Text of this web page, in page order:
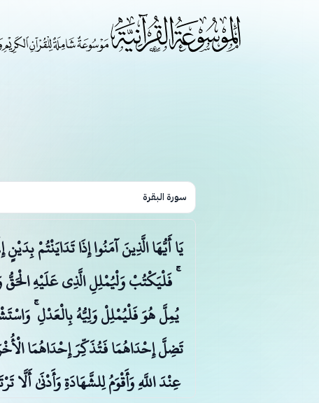
سورة البقرة
يَا أَيُّهَا الَّذِينَ آمَنُوا إِذَا
فَلْيَكْتُبْ وَلْيُمْلِلِ الَّذِي عَلَيْهِ
يُمِلَّ هُوَ فَلْيُمْلِلْ وَلِيُّهُ بِالْعَدْلِ
تَضِلَّ إِحْدَاهُمَا فَتُذَكِّرَ إِحْدَاهُمَا
عِنْدَ اللَّهِ وَأَقْوَمُ لِلشَّهَادَةِ وَأَدْنَىٰ